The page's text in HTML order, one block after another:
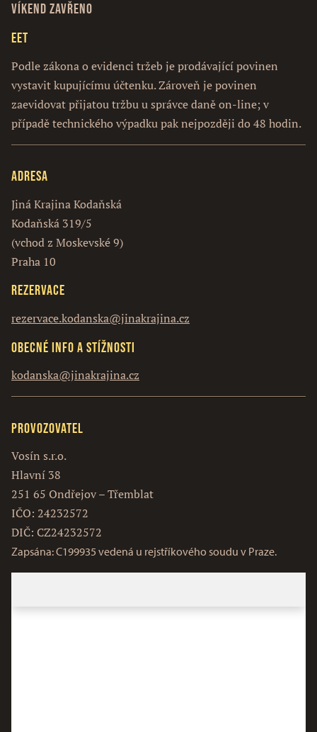
Víkend zavřeno
EET
Podle zákona o evidenci tržeb je prodávající povinen
vystavit kupujícímu účtenku. Zároveň je povinen
zaevidovat přijatou tržbu u správce daně on-line; v
případě technického výpadku pak nejpozději do 48 hodin.
Adresa
Jiná Krajina Kodaňská
Kodaňská 319/5
(vchod z Moskevské 9)
Praha 10
Rezervace
rezervace.kodanska@jinakrajina.cz
Obecné info a stížnosti
kodanska@jinakrajina.cz
Provozovatel
Vosín s.r.o.
Hlavní 38
251 65 Ondřejov – Třemblat
IČO: 24232572
DIČ: CZ24232572
Zapsána: C199935 vedená u rejstříkového soudu v Praze.